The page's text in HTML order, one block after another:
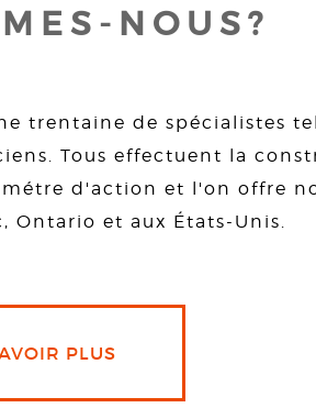
NOUS?
trentaine de spécialistes
Tous effectuent la
d'action et l'on offre
Ontario et aux États-Unis.
PLUS